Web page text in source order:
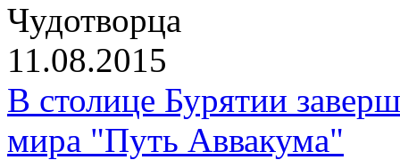
Чудотворца
11.08.2015
В столице Бурятии
мира "Путь Аввакума"